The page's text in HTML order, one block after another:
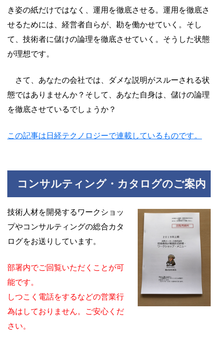
き姿の紙だけではなく、運用を徹底させる。運用を徹底さ
せるためには、経営者自らが、勘を働かせていく。そし
て、技術者に儲けの論理を徹底させていく。そうした状態
が理想です。
さて、あなたの会社では、ダメな説明がスルーされる状
態ではありませんか？そして、あなた自身は、儲けの論理
を徹底させているでしょうか？
この記事は日経テクノロジーで連載しているものです。
コンサルティング・カタログのご案内
技術人材を開発するワークショッ
プやコンサルティングの総合カタ
ログをお送りしています。
部署内でご回覧いただくことが可
能です。
しつこく電話をするなどの営業行
為はしておりません。ご安心くだ
さい。